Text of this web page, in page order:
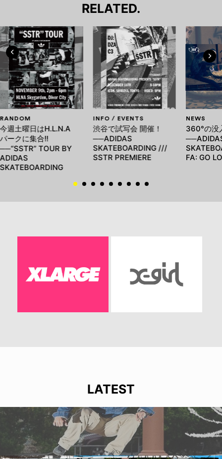
RELATED.
RANDOM
今週土曜日はH.L.N.A
パークに集合!!
──“SSTR” TOUR BY
ADIDAS
SKATEBOARDING
INFO / EVENTS
渋谷で試写会 開催！
──ADIDAS
SKATEBOARDING ///
SSTR PREMIERE
NEWS
360°の没
FA: GO
LATEST